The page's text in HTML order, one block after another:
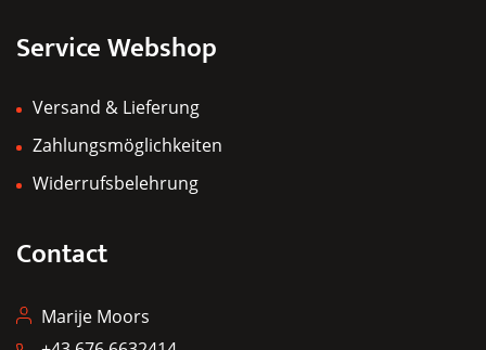
Service Webshop
Versand & Lieferung
Zahlungsmöglichkeiten
Widerrufsbelehrung
Contact
Marije Moors